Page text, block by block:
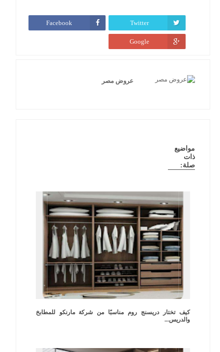
Twitter
Facebook
Google
عروض مصر
مواضيع
ذات
صلة:
كيف تختار دريسنج روم مناسبًا من شركة مارنكو للمطابخ
والدريس...